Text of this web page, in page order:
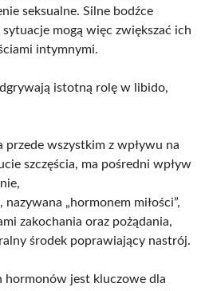
seksualne. Silne bodźce
mogą więc zwiększać ich
intymnymi.
istotną rolę w libido,
przede wszystkim z wpływu na
szczęścia, ma pośredni wpływ
, nazywana „hormonem miłości”,
zakochania oraz pożądania,
środek poprawiający nastrój.
jest kluczowe dla